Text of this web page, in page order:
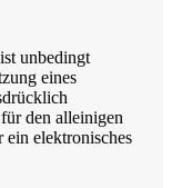
unbedingt
eines
den alleinigen
elektronisches